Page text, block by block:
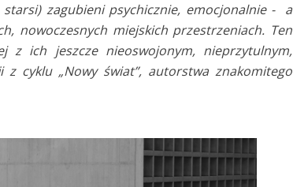
starsi) zagubieni psychicznie, emocjonalnie - a
nowoczesnych miejskich przestrzeniach. Ten
z ich jeszcze nieoswojonym, nieprzytulnym,
cyklu „Nowy świat”, autorstwa znakomitego